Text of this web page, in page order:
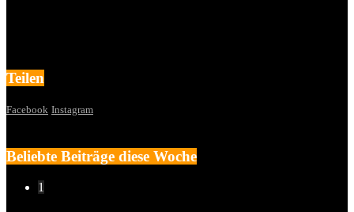
Teilen
Facebook Instagram
Beliebte Beiträge diese Woche
1